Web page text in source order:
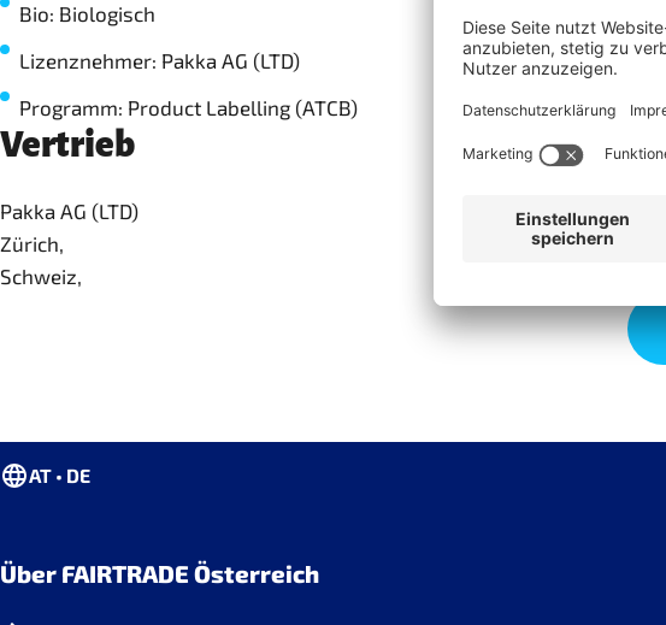
Bio: Biologisch
Lizenznehmer: Pakka AG (LTD)
Programm: Product Labelling (ATCB)
Vertrieb
Pakka AG (LTD)
Zürich,
Schweiz,
AT • DE
Über FAIRTRADE Österreich